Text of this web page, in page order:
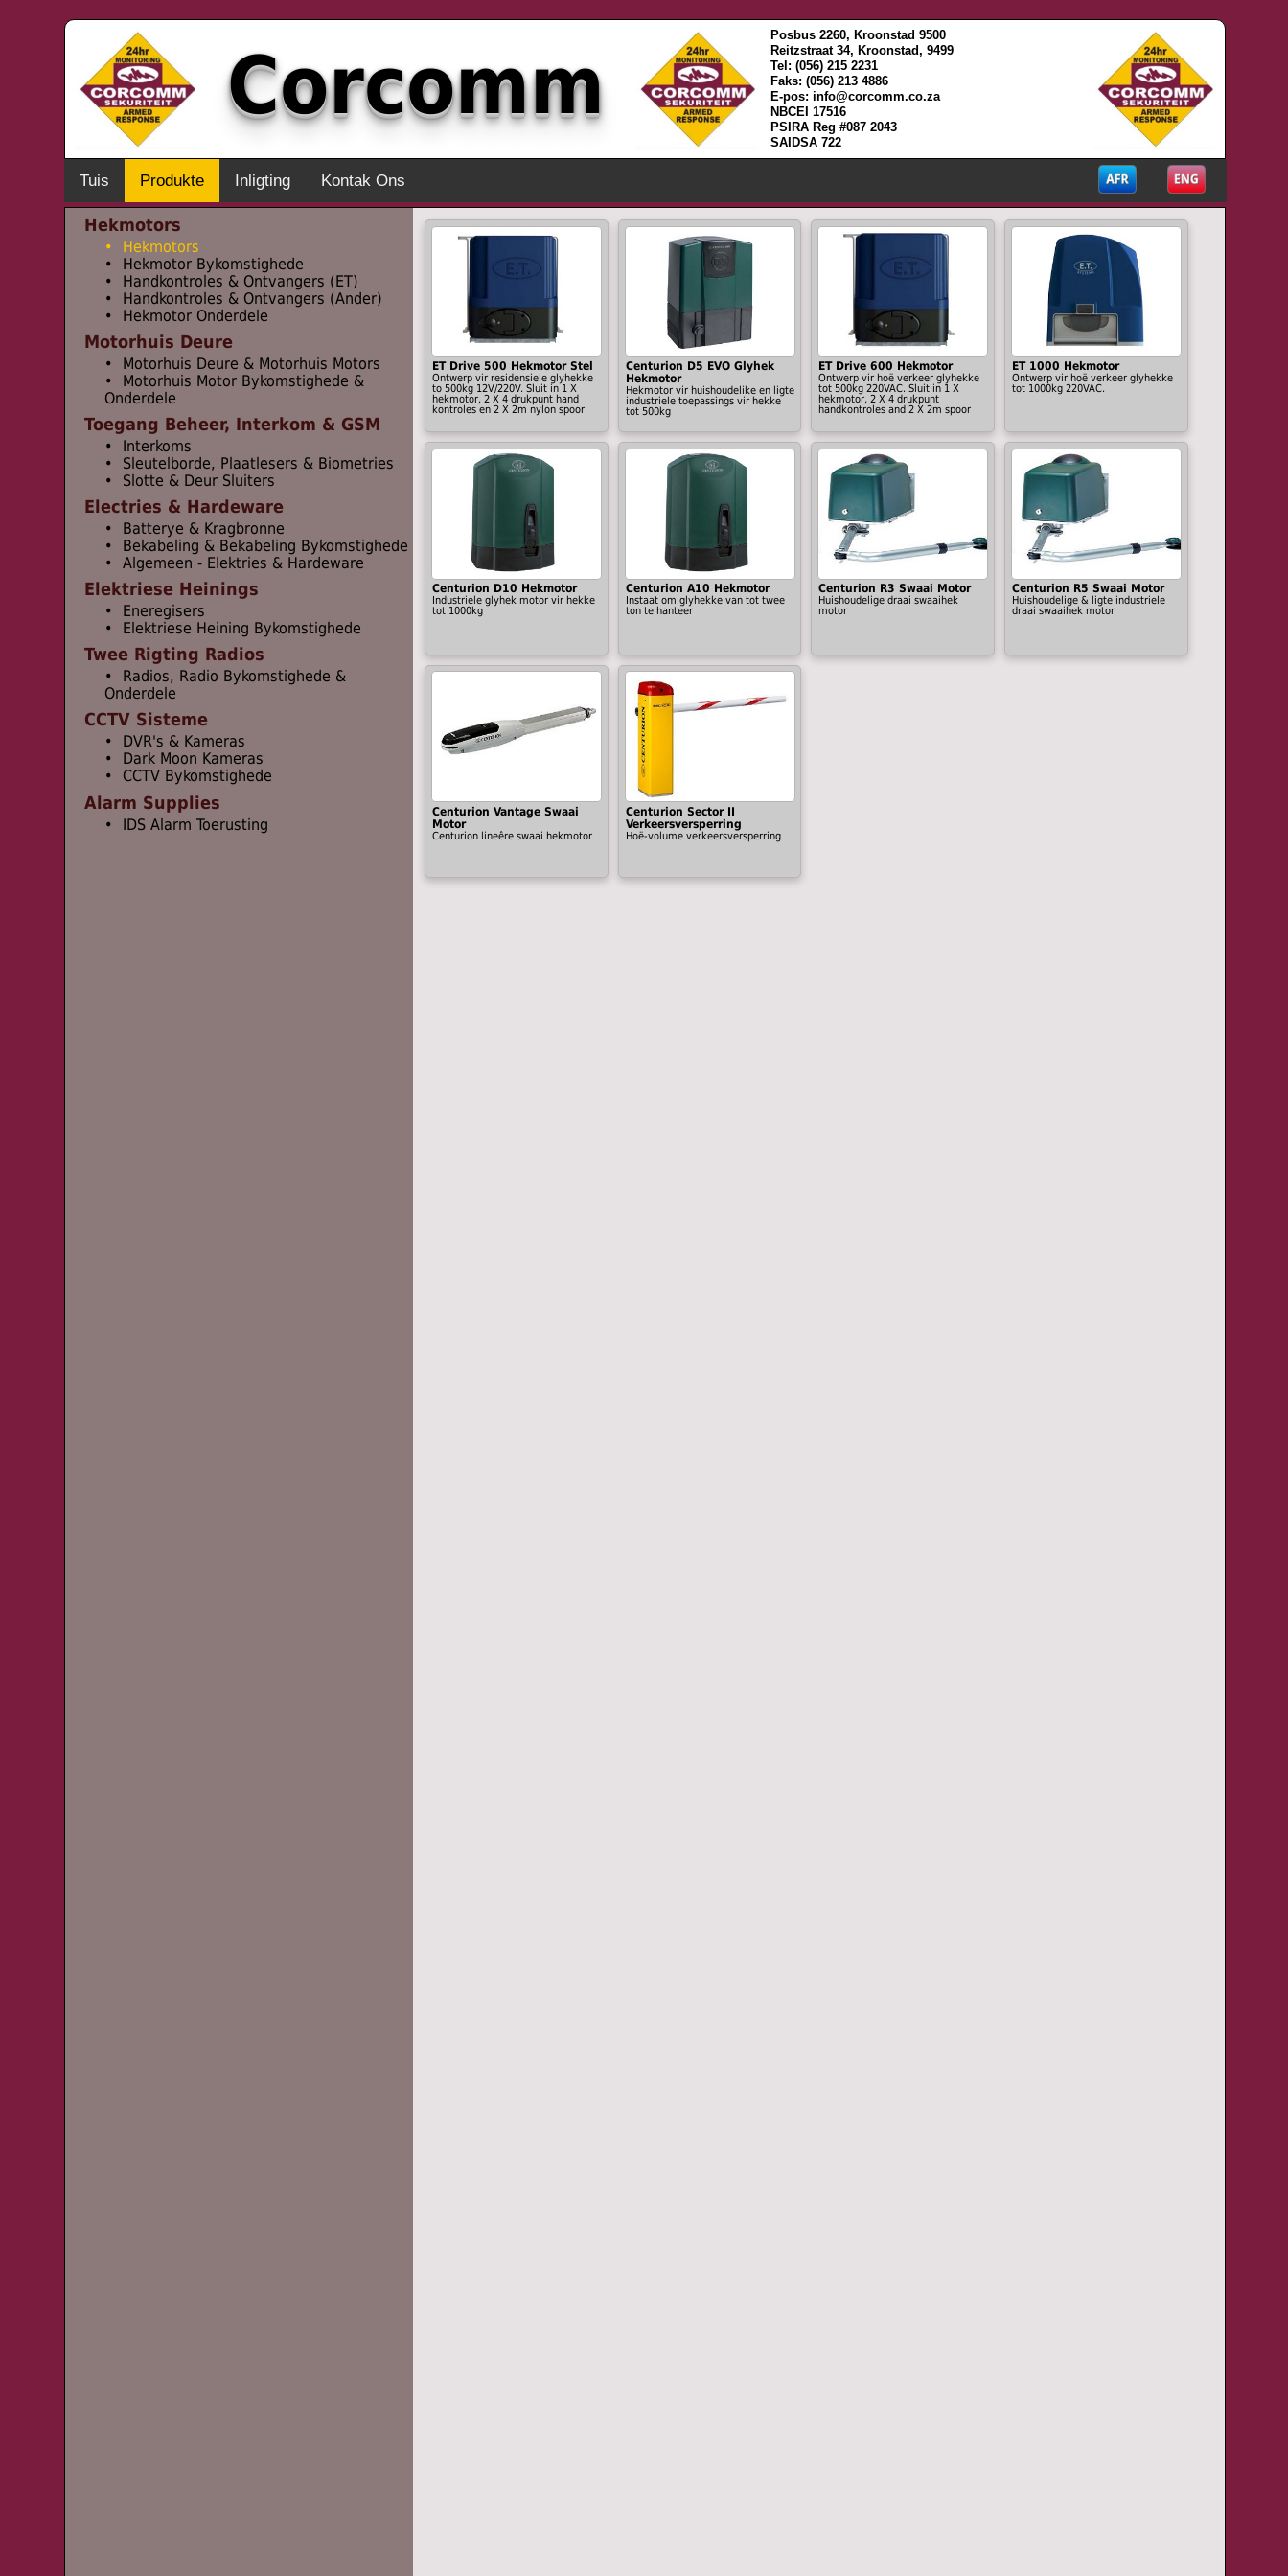
Corcomm
Posbus 2260, Kroonstad 9500
Reitzstraat 34, Kroonstad, 9499
Tel: (056) 215 2231
Faks: (056) 213 4886
E-pos: info@corcomm.co.za
NBCEI 17516
PSIRA Reg #087 2043
SAIDSA 722
Tuis Produkte Inligting Kontak Ons
Hekmotors
• Hekmotors
• Hekmotor Bykomstighede
• Handkontroles & Ontvangers (ET)
• Handkontroles & Ontvangers (Ander)
• Hekmotor Onderdele
Motorhuis Deure
• Motorhuis Deure & Motorhuis Motors
• Motorhuis Motor Bykomstighede &
Onderdele
Toegang Beheer, Interkom & GSM
• Interkoms
• Sleutelborde, Plaatlesers & Biometries
• Slotte & Deur Sluiters
Electries & Hardeware
• Batterye & Kragbronne
• Bekabeling & Bekabeling Bykomstighede
• Algemeen - Elektries & Hardeware
Elektriese Heinings
• Eneregisers
• Elektriese Heining Bykomstighede
Twee Rigting Radios
• Radios, Radio Bykomstighede &
Onderdele
CCTV Sisteme
• DVR's & Kameras
• Dark Moon Kameras
• CCTV Bykomstighede
Alarm Supplies
• IDS Alarm Toerusting
ET Drive 500 Hekmotor Stel
Ontwerp vir residensiele glyhekke
to 500kg 12V/220V. Sluit in 1 X
hekmotor, 2 X 4 drukpunt hand
kontroles en 2 X 2m nylon spoor
Centurion D5 EVO Glyhek
Hekmotor
Hekmotor vir huishoudelike en ligte
industriele toepassings vir hekke
tot 500kg
ET Drive 600 Hekmotor
Ontwerp vir hoë verkeer glyhekke
tot 500kg 220VAC. Sluit in 1 X
hekmotor, 2 X 4 drukpunt
handkontroles and 2 X 2m spoor
ET 1000 Hekmotor
Ontwerp vir hoë verkeer glyhekke
tot 1000kg 220VAC.
Centurion D10 Hekmotor
Industriele glyhek motor vir hekke
tot 1000kg
Centurion A10 Hekmotor
Instaat om glyhekke van tot twee
ton te hanteer
Centurion R3 Swaai Motor
Huishoudelige draai swaaihek
motor
Centurion R5 Swaai Motor
Huishoudelige & ligte industriele
draai swaaihek motor
Centurion Vantage Swaai
Motor
Centurion lineêre swaai hekmotor
Centurion Sector II
Verkeersversperring
Hoë-volume verkeersversperring